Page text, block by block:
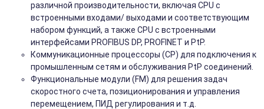
различной производительности, включая CPU с
встроенными входами/ выходами и соответствующим
набором функций, а также CPU с встроенными
интерфейсами PROFIBUS DP, PROFINET и PtP.
Коммуникационные процессоры (CP) для подключения к
промышленным сетям и обслуживания PtP соединений.
Функциональные модули (FM) для решения задач
скоростного счета, позиционирования и управления
перемещением, ПИД регулирования и т.д.